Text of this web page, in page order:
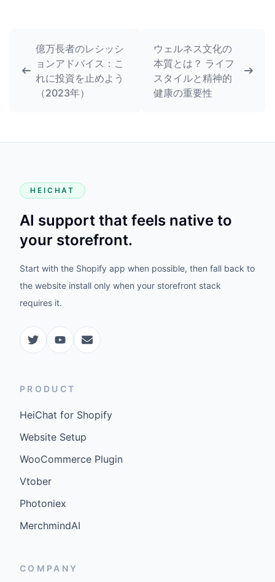
億万長者のレシッシ
ョンアドバイス：こ
れに投資を止めよう
（2023年）
ウェルネス文化の
本質とは？ ライフ
スタイルと精神的
健康の重要性
HEICHAT
AI support that feels native to
your storefront.
Start with the Shopify app when possible, then fall back to
the website install only when your storefront stack
requires it.
PRODUCT
HeiChat for Shopify
Website Setup
WooCommerce Plugin
Vtober
Photoniex
MerchmindAI
COMPANY